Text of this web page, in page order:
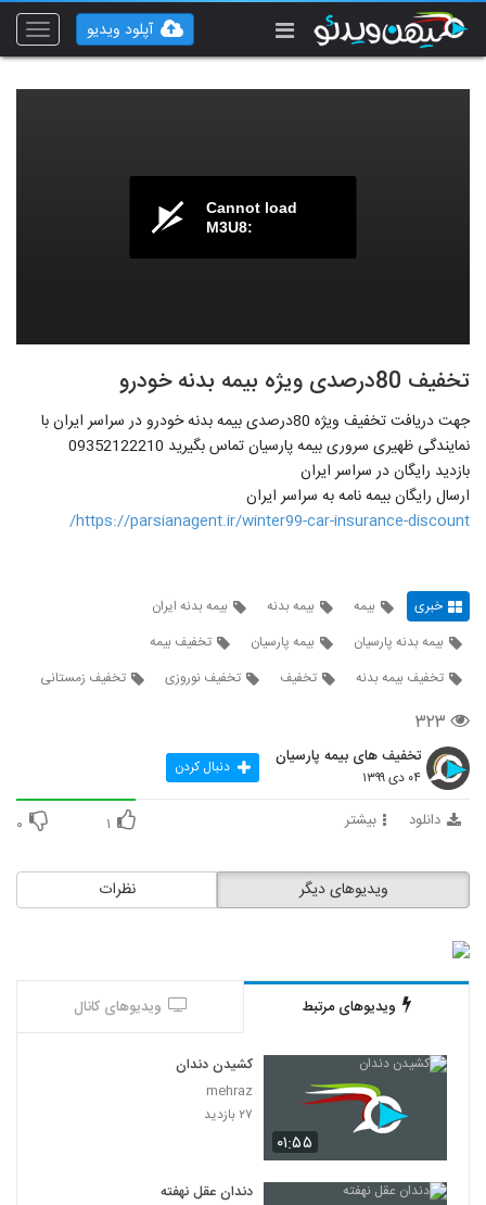
Toggle
آپلود ویدیو
Cannot load
M3U8:
تخفیف 80درصدی ویژه بیمه بدنه خودرو
جهت دریافت تخفیف ویژه 80درصدی بیمه بدنه خودرو در سراسر ایران با
نمایندگی ظهیری سروری بیمه پارسیان تماس بگیرید 09352122210
بازدید رایگان در سراسر ایران
ارسال رایگان بیمه نامه به سراسر ایران
https://parsianagent.ir/winter99-car-insurance-discount/
خبری بیمه بیمه بدنه
بیمه بدنه ایران
بیمه بدنه پارسیان
بیمه پارسیان
تخفیف بیمه
تخفیف بیمه بدنه
تخفیف تخفیف نوروزی تخفیف زمستانی
۳۲۳
تخفیف های بیمه پارسیان
۰۴ دی ۱۳۹۹ دنبال کردن
دانلود بیشتر ۱ ۰
نظرات ویدیوهای دیگر
ویدیوهای مرتبط ویدیوهای کانال
۰۱:۵۵
کشیدن دندان
mehraz
۲۷ بازدید
دندان عقل نهفته